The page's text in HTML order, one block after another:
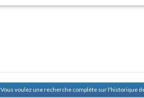
Vous voulez une recherche complète sur l'historique